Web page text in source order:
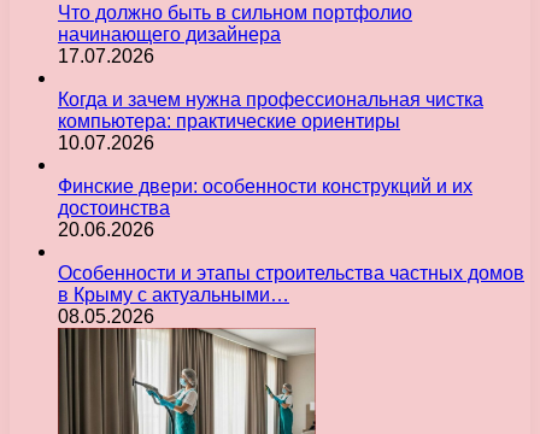
Что должно быть в сильном портфолио
начинающего дизайнера
17.07.2026
Когда и зачем нужна профессиональная чистка
компьютера: практические ориентиры
10.07.2026
Финские двери: особенности конструкций и их
достоинства
20.06.2026
Особенности и этапы строительства частных домов
в Крыму с актуальными…
08.05.2026